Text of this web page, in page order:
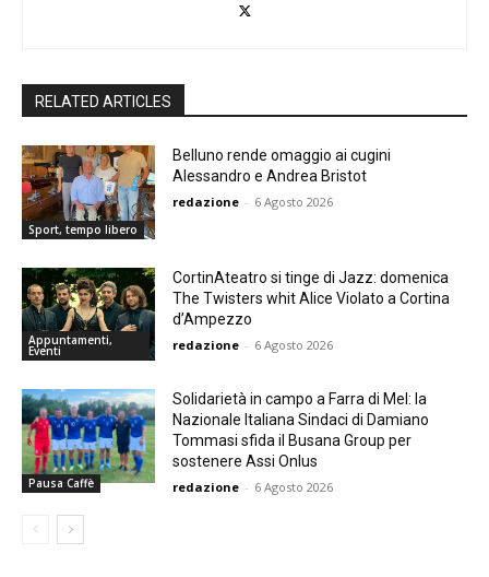
RELATED ARTICLES
Sport, tempo libero
Belluno rende omaggio ai cugini
Alessandro e Andrea Bristot
redazione - 6 Agosto 2026
Appuntamenti,
Eventi
CortinAteatro si tinge di Jazz: domenica
The Twisters whit Alice Violato a Cortina
d’Ampezzo
redazione - 6 Agosto 2026
Pausa Caffè
Solidarietà in campo a Farra di Mel: la
Nazionale Italiana Sindaci di Damiano
Tommasi sfida il Busana Group per
sostenere Assi Onlus
redazione - 6 Agosto 2026